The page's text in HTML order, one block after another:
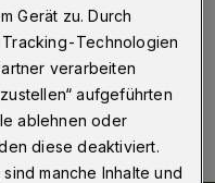
Lesezeit
Gerät zu. Durch
Technologien
verarbeiten
aufgeführten
ablehnen oder
diese deaktiviert.
manche Inhalte und